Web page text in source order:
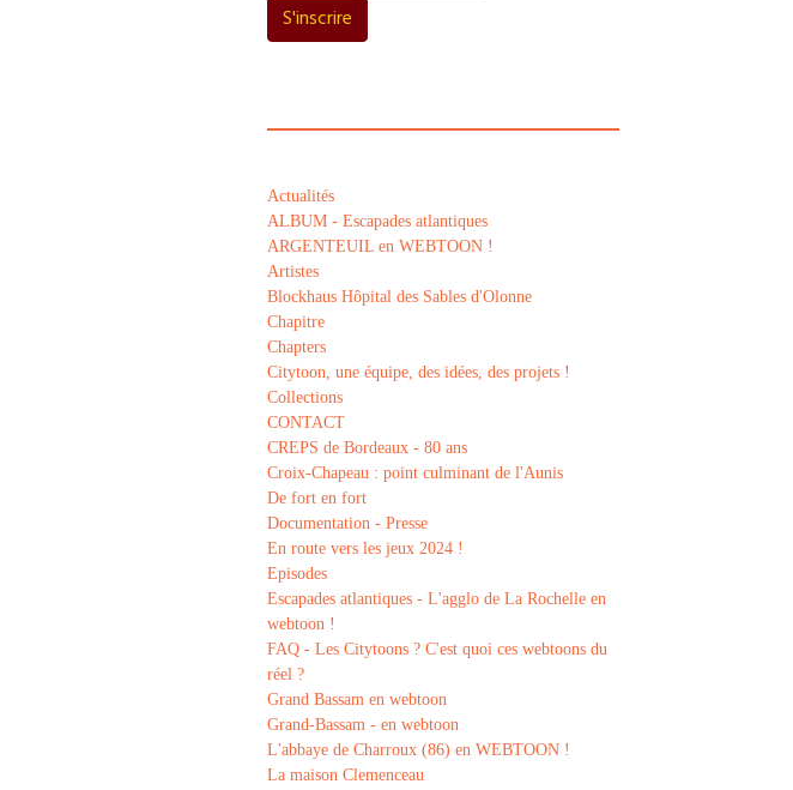
S'inscrire
Actualités
ALBUM - Escapades atlantiques
ARGENTEUIL en WEBTOON !
Artistes
Blockhaus Hôpital des Sables d'Olonne
Chapitre
Chapters
Citytoon, une équipe, des idées, des projets !
Collections
CONTACT
CREPS de Bordeaux - 80 ans
Croix-Chapeau : point culminant de l'Aunis
De fort en fort
Documentation - Presse
En route vers les jeux 2024 !
Episodes
Escapades atlantiques - L'agglo de La Rochelle en
webtoon !
FAQ - Les Citytoons ? C'est quoi ces webtoons du
réel ?
Grand Bassam en webtoon
Grand-Bassam - en webtoon
L'abbaye de Charroux (86) en WEBTOON !
La maison Clemenceau